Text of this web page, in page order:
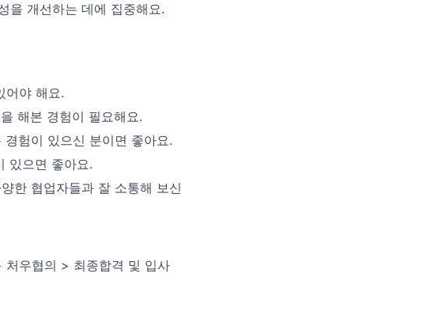
을 개선하는 데에 집중해요.
어야 해요.
해본 경험이 필요해요.
험이 있으신 분이면 좋아요.
있으면 좋아요.
한 협업자들과 잘 소통해 보신
우협의 > 최종합격 및 입사